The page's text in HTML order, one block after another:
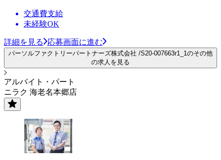
交通費支給
未経験OK
詳細を見る 応募画面に進む
パーソルファクトリーパートナーズ株式会社 /S20-007663r1_1のその他
の求人を見る
アルバイト・パート
ニラク 海老名本郷店